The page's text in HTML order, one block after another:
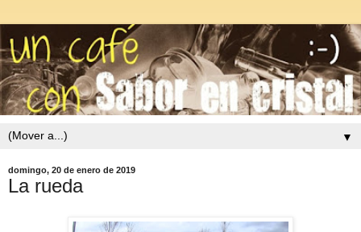
▼
domingo, 20 de enero de 2019
La rueda